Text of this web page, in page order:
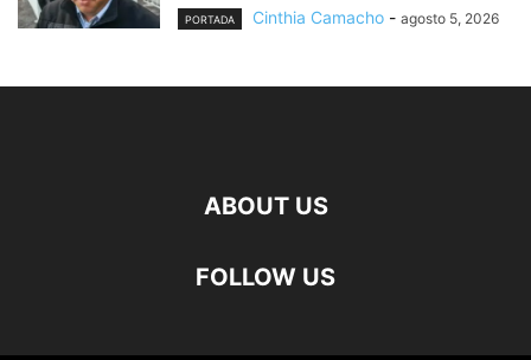
PORTADA Cinthia Camacho - agosto 5, 2026
ABOUT US
FOLLOW US